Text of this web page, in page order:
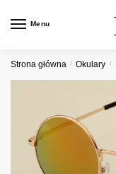
Menu
Strona główna / Okulary /